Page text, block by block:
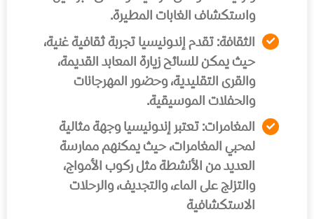
واستكشاف الغابات المطيرة.
الثقافة:تقدم إندونيسيا تجربة ثقافية غنية،
حيث يمكن للسائح زيارة المعابد القديمة،
والقرى التقليدية، وحضور المهرجانات
والحفلات الموسيقية.
المغامرات:تعتبر إندونيسيا وجهة مثالية
لمحبي المغامرات، حيث يمكنهم ممارسة
العديد من الأنشطة مثل ركوب الأمواج،
والتزلج على الماء، والتجديف، والرحلات
الاستكشافية